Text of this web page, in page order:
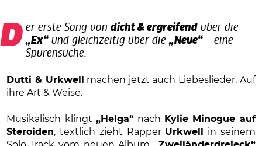
Der erste Song von dicht & ergreifend über die
„Ex“ und gleichzeitig über die„Neue“ – eine
Spurensuche.
Dutti & Urkwell
machen jetzt auch Liebeslieder. Auf
ihre Art & Weise.
Musikalisch klingt „Helga“nach
Kylie Minogue auf
Steroiden, textlich zieht Rapper Urkwell
in seinem